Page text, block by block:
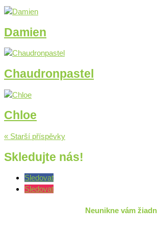
Damien
Chaudronpastel
Chloe
« Starší příspěvky
Skledujte nás!
Sledovat
Sledovat
Neunikne vám